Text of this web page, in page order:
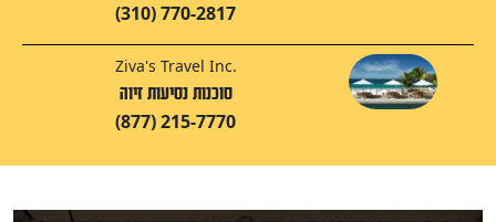
(310) 770-2817
Ziva's Travel Inc.
סוכנות נסיעות זיוה
(877) 215-7770